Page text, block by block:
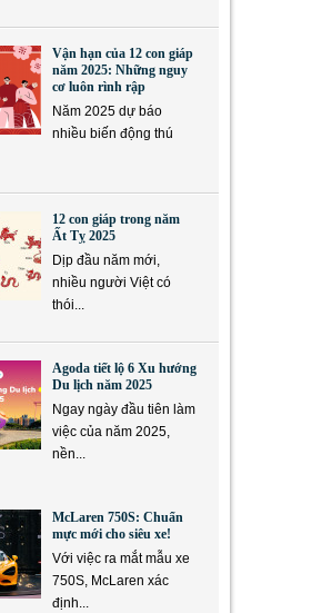
Vận hạn của 12 con giáp
năm 2025: Những nguy
cơ luôn rình rập
Năm 2025 dự báo
nhiều biến động thú
12 con giáp trong năm
Ất Tỵ 2025
Dịp đầu năm mới,
nhiều người Việt có
thói...
Agoda tiết lộ 6 Xu hướng
Du lịch năm 2025
Ngay ngày đầu tiên làm
việc của năm 2025,
nền...
McLaren 750S: Chuẩn
mực mới cho siêu xe!
Với việc ra mắt mẫu xe
750S, McLaren xác
định...